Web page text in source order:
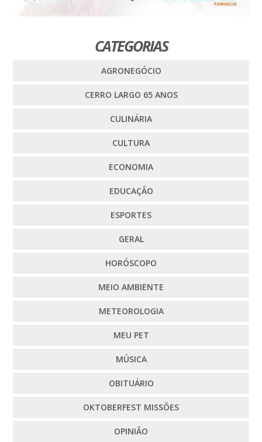
CATEGORIAS
AGRONEGÓCIO
CERRO LARGO 65 ANOS
CULINÁRIA
CULTURA
ECONOMIA
EDUCAÇÃO
ESPORTES
GERAL
HORÓSCOPO
MEIO AMBIENTE
METEOROLOGIA
MEU PET
MÚSICA
OBITUÁRIO
OKTOBERFEST MISSÕES
OPINIÃO